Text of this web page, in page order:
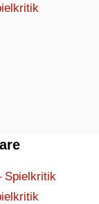
Spielkritik